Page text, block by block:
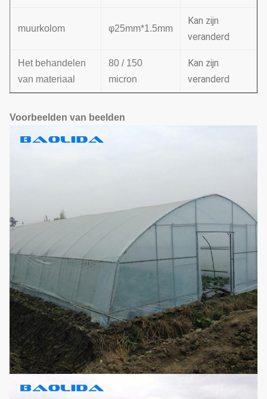
muurkolom φ25mm*1.5mm
Kan zijn
veranderd
Het behandelen
van materiaal
80 / 150
micron
Kan zijn
veranderd
Voorbeelden van beelden